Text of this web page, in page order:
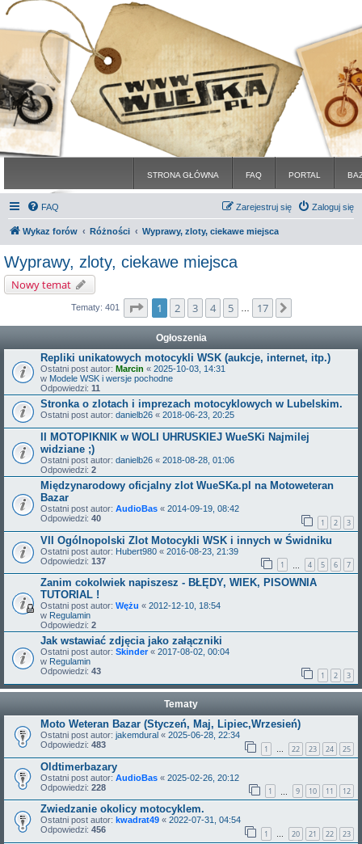
STRONA GŁÓWNA FAQ PORTAL
FAQ Zaloguj się
Zarejestruj się
Wykaz forów Różności Wyprawy, zloty, ciekawe miejsca
Wyprawy, zloty, ciekawe miejsca
Nowy temat
Tematy: 401 Strona1 z17
1 2 3 4 5 17
Ogłoszenia
Repliki unikatowych motocykli WSK (aukcje, internet, itp.)
Ostatni post autor: Marcin « 2025-10-03, 14:31
w Modele WSK i wersje pochodne
Odpowiedzi: 11
Stronka o zlotach i imprezach motocyklowych w Lubelskim.
Ostatni post autor: danielb26 « 2018-06-23, 20:25
II MOTOPIKNIK w WOLI UHRUSKIEJ WueSKi Najmilej
widziane ;)
Ostatni post autor: danielb26 « 2018-08-28, 01:06
Odpowiedzi: 2
Międzynarodowy oficjalny zlot WueSKa.pl na Motoweteran
Bazar
Ostatni post autor: AudioBas « 2014-09-19, 08:42
Odpowiedzi: 40 1 2 3
VII Ogólnopolski Zlot Motocykli WSK i innych w Świdniku
Ostatni post autor: Hubert980 « 2016-08-23, 21:39
Odpowiedzi: 137 1 4 5 6 7
Zanim cokolwiek napiszesz - BŁĘDY, WIEK, PISOWNIA
TUTORIAL !
Ostatni post autor: Wężu « 2012-12-10, 18:54
w Regulamin
Odpowiedzi: 2
Jak wstawiać zdjęcia jako załączniki
Ostatni post autor: Skinder« 2017-08-02, 00:04
w Regulamin
Odpowiedzi: 43 1 2 3
Tematy
Moto Weteran Bazar (Styczeń, Maj, Lipiec,Wrzesień)
Ostatni post autor: jakemdural « 2025-06-28, 22:34
Odpowiedzi: 483 1 … 22 23 24 25
Oldtimerbazary
Ostatni post autor: AudioBas « 2025-02-26, 20:12
Odpowiedzi: 228 1 9 10 11 12
Zwiedzanie okolicy motocyklem.
Ostatni post autor: kwadrat49 « 2022-07-31, 04:54
Odpowiedzi: 456 1 … 20 21 22 23